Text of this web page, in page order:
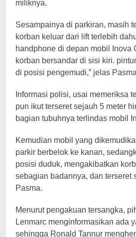
miliknya.
Sesampainya di parkiran, masih
korban keluar dari lift terlebih
handphone di depan mobil Inova
korban bersandar di sisi kiri.
di posisi pengemudi,” jelas
Informasi polisi, usai memeriksa
pun ikut terseret sejauh 5 meter
bagian tubuhnya terlindas mobil
Kemudian mobil yang
parkir berbelok ke kanan,
posisi duduk, mengakibatkan
sebagian badannya, dan terseret
Pasma.
Menurut pengakuan tersangka,
Lenmarc menginformasikan ada
sehingga Ronald Tannur